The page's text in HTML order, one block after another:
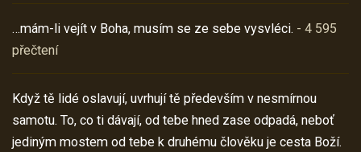
…mám-li vejít v Boha, musím se ze sebe vysvléci. - 4 595
přečtení
Když tě lidé oslavují, uvrhují tě především v nesmírnou
samotu. To, co ti dávají, od tebe hned zase odpadá, neboť
jediným mostem od tebe k druhému člověku je cesta Boží.